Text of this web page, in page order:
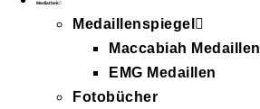
Mediathek
Medaillenspiegel
Maccabiah Medaillen
EMG Medaillen
Fotobücher